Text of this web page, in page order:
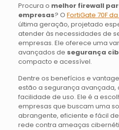
Procura o melhor firewall
empresas? O FortiGate 70F
última geração, projetado
atender às necessidades de
empresas. Ele oferece uma
avançados de segurança
compacto e acessível.
Dentre os benefícios e
estão a segurança
facilidade de uso. Ele é a
empresas que buscam uma
abrangente, eficiente e fácil
rede contra ameaças